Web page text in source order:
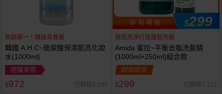
熱銷第一！韓版青春露
韓國 A.H.C~玻尿酸保濕肌亮化妝
水(1000ml)
現賺美幣
$972 已銷售6,199
即 刻 開 搶 $299
徹底洗淨打造蓬鬆亮麗
Amida 蜜拉~平衡去脂洗髮精
(1000ml+250ml)組合款
超值組合
$299 已銷售7,117